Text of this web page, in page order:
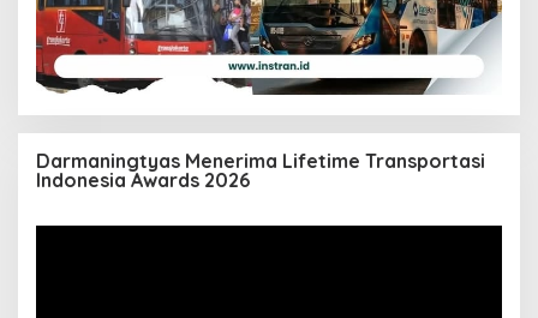
Darmaningtyas Menerima Lifetime Transportasi
Indonesia Awards 2026